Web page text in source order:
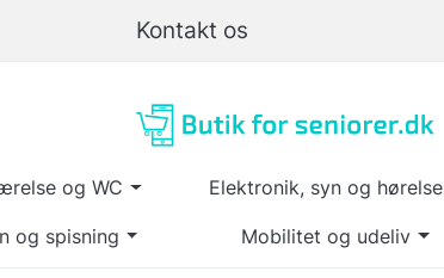
Kontakt os
og WC Elektronik, syn og hørelse
og spisning Mobilitet og udeliv